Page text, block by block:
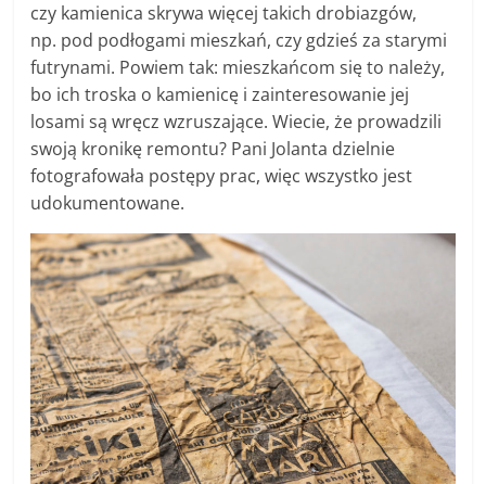
czy kamienica skrywa więcej takich drobiazgów,
np. pod podłogami mieszkań, czy gdzieś za starymi
futrynami. Powiem tak: mieszkańcom się to należy,
bo ich troska o kamienicę i zainteresowanie jej
losami są wręcz wzruszające. Wiecie, że prowadzili
swoją kronikę remontu? Pani Jolanta dzielnie
fotografowała postępy prac, więc wszystko jest
udokumentowane.